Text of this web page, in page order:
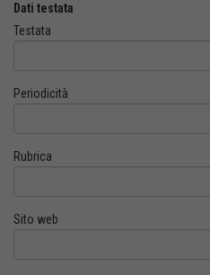
Dati testata
Testata
Periodicità
Rubrica
Sito web